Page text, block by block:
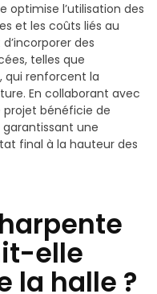
optimise l’utilisation des
et les coûts liés au
des
telles que
qui renforcent la
En collaborant avec
projet bénéficie de
une
final à la hauteur des
elle
la halle ?